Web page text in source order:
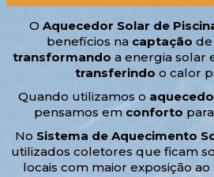
O Aquecedor Solar de
benefícios na captação de
transformando a energia solar
transferindo o calor
Quando utilizamos o
pensamos em conforto
No Sistema de Aquecimento
utilizados coletores que ficam
locais com maior exposição